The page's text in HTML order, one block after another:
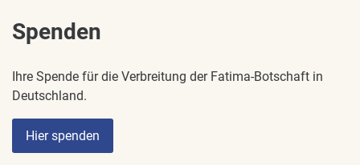
Spenden
Ihre Spende für die Verbreitung der Fatima-Botschaft in
Deutschland.
Hier spenden